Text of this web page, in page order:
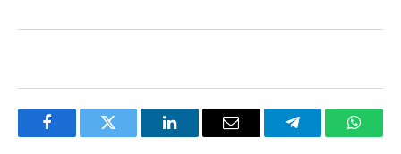
FacebookTwitter LinkedInEmail Telegram